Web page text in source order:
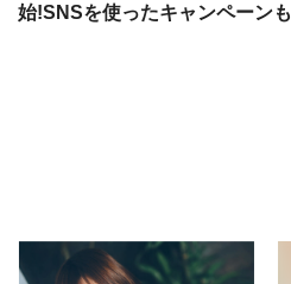
始!SNSを使ったキャンペーンも